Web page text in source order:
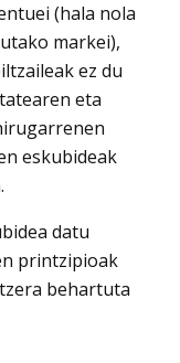
(hala nola
markei),
ez du
eta
eskubideak
datu
printzipioak
behartuta